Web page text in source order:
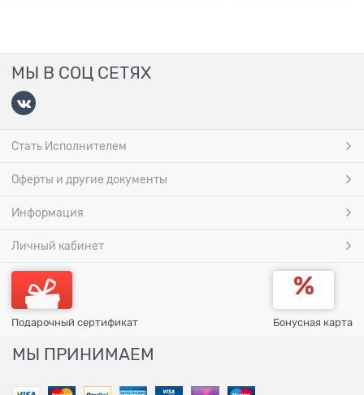
МЫ В СОЦ СЕТЯХ
Стать Исполнителем
Оферты и другие документы
Информация
Личный кабинет
Подарочный сертификат Бонусная карта
МЫ ПРИНИМАЕМ